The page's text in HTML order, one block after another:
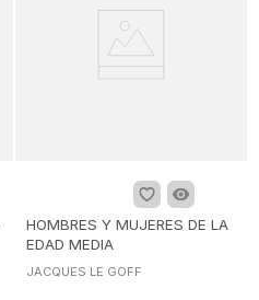
HOMBRES Y MUJERES DE LA
EDAD MEDIA
JACQUES LE GOFF